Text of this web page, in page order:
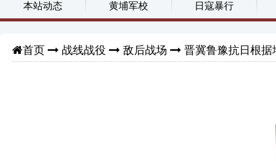
本站动态 黄埔军校 日寇暴行
首页 战线战役 敌后战场 晋冀鲁豫抗日根据